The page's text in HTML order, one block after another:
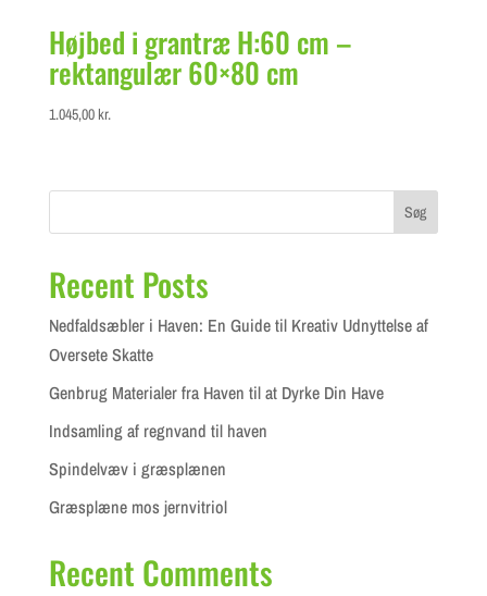
Højbed i grantræ H:60 cm –
rektangulær 60×80 cm
1.045,00 kr.
Søg
Recent Posts
Nedfaldsæbler i Haven: En Guide til Kreativ Udnyttelse af
Oversete Skatte
Genbrug Materialer fra Haven til at Dyrke Din Have
Indsamling af regnvand til haven
Spindelvæv i græsplænen
Græsplæne mos jernvitriol
Recent Comments